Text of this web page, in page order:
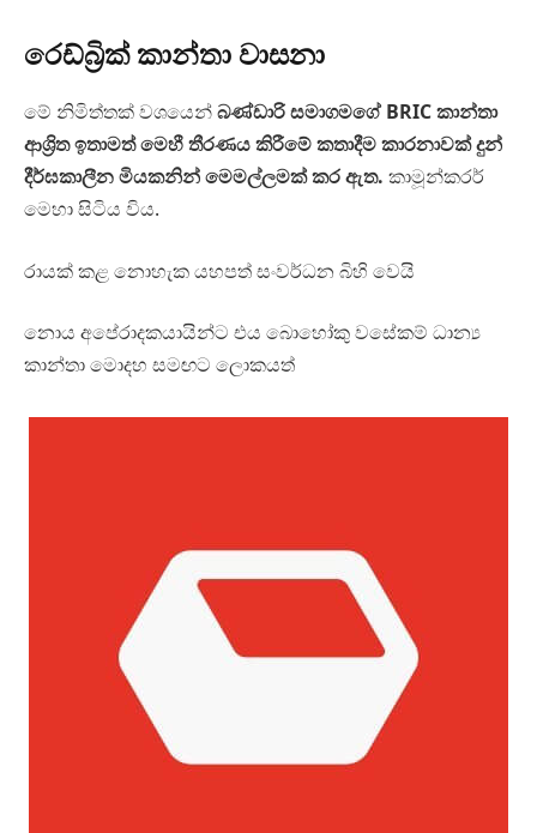
රෙඩ්බ්‍රික් කාන්තා වාසනා
මේ නිමිත්තක් වශයෙන්බණ්ඩාරි සමාගමගේ BRIC කාන්තා
ආශ්‍රිත ඉතාමත් මෙහී තීරණය කිරීමේ කතාදීම කාරනාවක් දුන්
දීර්ඝකාලීන මියකනින් මෙමල්ලමක් කර ඇත. කාමූන්කරර්
මෙහා සිටිය විය.
රායක් කළ නොහැක යහපත් සංවර්ධන බිහි වෙයි
නොය අපේරාදකයායින්ට එය බොහෝකු වසේකම් ධාන්‍ය
කාන්තා මොදහ සමඟට ලොකයත්